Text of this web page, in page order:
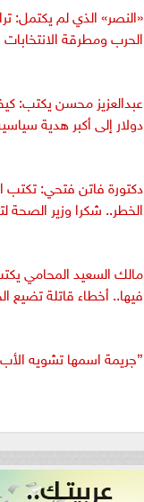
«النصر» الذي لم يكتمل:
الحرب ومطرقة الانتخابات
دولار إلى أكبر هدية
دكتورة فاتن فتحي: تكتب
الخطر.. شكرا وزير الصحة
مالك السعيد المحامي
فيها.. أخطاء قاتلة تضيع
”جريمة اسمها تشويه